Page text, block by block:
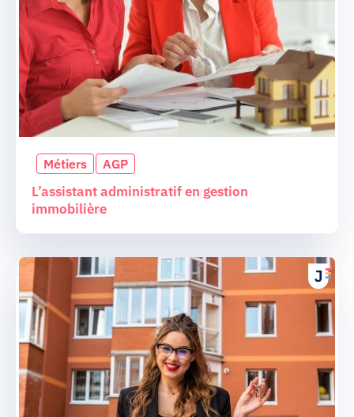
Métiers AGP
L’assistant administratif en gestion
immobilière